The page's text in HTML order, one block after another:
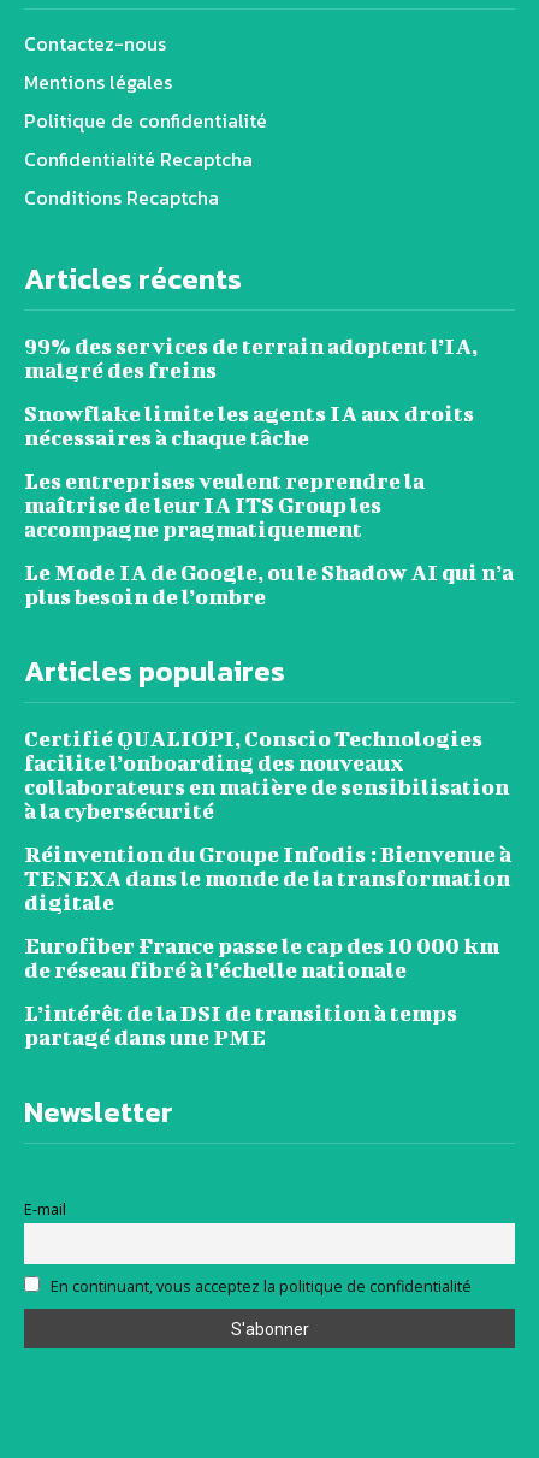
Contactez-nous
Mentions légales
Politique de confidentialité
Confidentialité Recaptcha
Conditions Recaptcha
Articles récents
99% des services de terrain adoptent l’IA,
malgré des freins
Snowflake limite les agents IA aux droits
nécessaires à chaque tâche
Les entreprises veulent reprendre la
maîtrise de leur IA ITS Group les
accompagne pragmatiquement
Le Mode IA de Google, ou le Shadow AI qui n’a
plus besoin de l’ombre
Articles populaires
Certifié QUALIOPI, Conscio Technologies
facilite l’onboarding des nouveaux
collaborateurs en matière de sensibilisation
à la cybersécurité
Réinvention du Groupe Infodis : Bienvenue à
TENEXA dans le monde de la transformation
digitale
Eurofiber France passe le cap des 10 000 km
de réseau fibré à l’échelle nationale
L’intérêt de la DSI de transition à temps
partagé dans une PME
Newsletter
E-mail
En continuant, vous acceptez la politique de confidentialité